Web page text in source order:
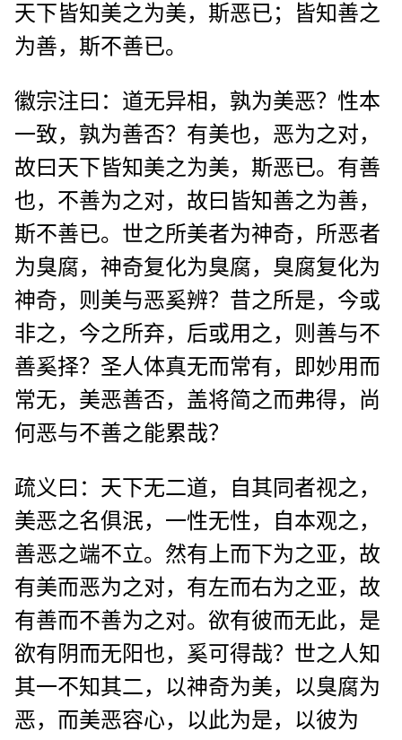
天下皆知美之为美，斯恶已；皆知善之
为善，斯不善已。
徽宗注曰：道无异相，孰为美恶？性本
一致，孰为善否？有美也，恶为之对，
故曰天下皆知美之为美，斯恶已。有善
也，不善为之对，故曰皆知善之为善，
斯不善已。世之所美者为神奇，所恶者
为臭腐，神奇复化为臭腐，臭腐复化为
神奇，则美与恶奚辨？昔之所是，今或
非之，今之所弃，后或用之，则善与不
善奚择？圣人体真无而常有，即妙用而
常无，美恶善否，盖将简之而弗得，尚
何恶与不善之能累哉？
疏义曰：天下无二道，自其同者视之，
美恶之名俱泯，一性无性，自本观之，
善恶之端不立。然有上而下为之亚，故
有美而恶为之对，有左而右为之亚，故
有善而不善为之对。欲有彼而无此，是
欲有阴而无阳也，奚可得哉？世之人知
其一不知其二，以神奇为美，以臭腐为
恶，而美恶容心，以此为是，以彼为